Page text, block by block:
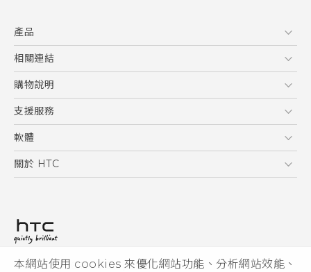
本網站使用 cookies 來優化網站功能、分析網站效能、
產品
5G
智慧型手機
配件
相關連結
HTC Research
購物說明
購物須知
訂單管理
付款方式
支援服務
到府收送維修服務
服務中心資訊
客戶服務佈告欄
軟體
應用程式
HTC Sync Manager
關於 HTC
投資人
© 2011-2026 HTC Corporation